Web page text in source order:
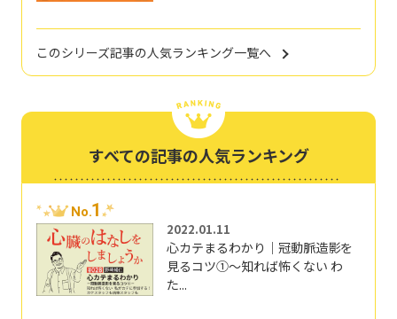
このシリーズ記事の人気ランキング一覧へ
すべての記事の人気ランキング
No.1
2022.01.11
心カテまるわかり｜冠動脈造影を
見るコツ①～知れば怖くない わ
た...